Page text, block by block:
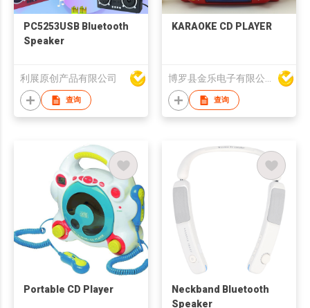
PC5253USB Bluetooth
Speaker
利展原创产品有限公司
查询
KARAOKE CD PLAYER
博罗县金乐电子有限公司
查询
Portable CD Player
Neckband Bluetooth
Speaker